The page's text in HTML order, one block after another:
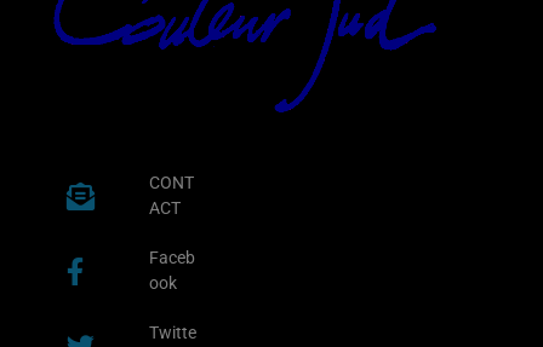
CONT
ACT
Faceb
ook
Twitte